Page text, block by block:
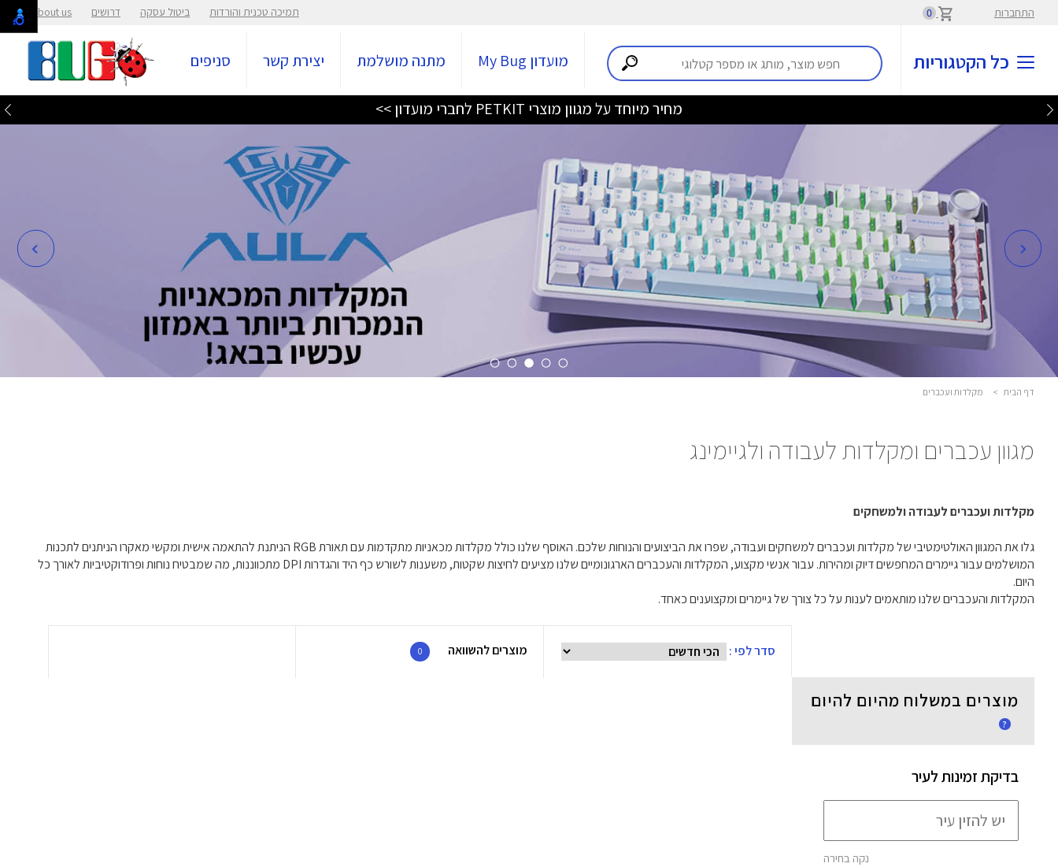
התחברות 0 תמיכה טכנית והורדות ביטול עסקה דרושים About us
כל הקטגוריות מועדון My Bug מתנה מושלמת יצירת קשר סניפים
מחיר מיוחד על מגוון מוצרי PETKIT לחברי מועדון >>
דף הבית > מקלדות ועכברים
מגוון עכברים ומקלדות לעבודה ולגיימינג
מקלדות ועכברים לעבודה ולמשחקים
גלו את המגוון האולטימטיבי של מקלדות ועכברים למשחקים ועבודה, שפרו את הביצועים והנוחות שלכם. האוסף שלנו כולל מקלדות מכאניות מתקדמות עם תאורת RGB הניתנת להתאמה אישית ומקשי מאקרו הניתנים לתכנות
המושלמים עבור גיימרים המחפשים דיוק ומהירות. עבור אנשי מקצוע, המקלדות והעכברים הארגונומיים שלנו מציעים לחיצות שקטות, משענות לשורש כף היד והגדרות DPI מתכווננות, מה שמבטיח נוחות ופרודוקטיביות לאורך כל
היום.
המקלדות והעכברים שלנו מותאמים לענות על כל צורך של גיימרים ומקצוענים כאחד.
סדר לפי : מוצרים להשוואה 0
מוצרים במשלוח מהיום להיום
?
בדיקת זמינות לעיר
נקה בחירה